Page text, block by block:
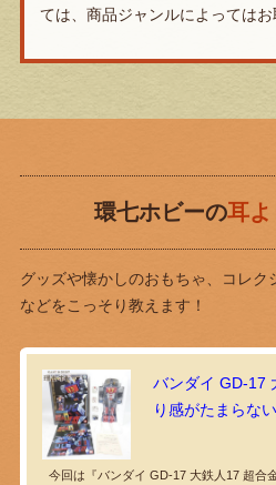
ては、商品ジャンルによってはお
環七ホビーの耳
グッズや懐かしのおもちゃ、コレ
などをこっそり教えます！
バンダイ GD-17
り感がたまらな
今回は『バンダイ GD-17 大鉄人17 超合